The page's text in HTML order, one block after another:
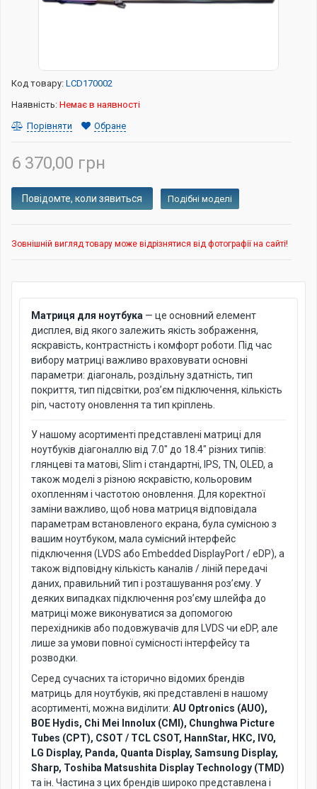
Код товару: LCD170002
Наявність: Немає в наявності
Порівняти
Обране
6 370,00 грн
Подібні моделі
Зовнішній вигляд товару може відрізнятися від фотографії на сайті!
Матриця для ноутбука — це основний елемент
дисплея, від якого залежить якість зображення,
яскравість, контрастність і комфорт роботи. Під час
вибору матриці важливо враховувати основні
параметри: діагональ, роздільну здатність, тип
покриття, тип підсвітки, роз’єм підключення, кількість
pin, частоту оновлення та тип кріплень.
У нашому асортименті представлені матриці для
ноутбуків діагоналлю від 7.0" до 18.4" різних типів:
глянцеві та матові, Slim і стандартні, IPS, TN, OLED, а
також моделі з різною яскравістю, кольоровим
охопленням і частотою оновлення. Для коректної
заміни важливо, щоб нова матриця відповідала
параметрам встановленого екрана, була сумісною з
вашим ноутбуком, мала сумісний інтерфейс
підключення (LVDS або Embedded DisplayPort / eDP), а
також відповідну кількість каналів / ліній передачі
даних, правильний тип і розташування роз’єму. У
деяких випадках підключення роз’єму шлейфа до
матриці може виконуватися за допомогою
перехідників або подовжувачів для LVDS чи eDP, але
лише за умови повної сумісності інтерфейсу та
розводки.
Серед сучасних та історично відомих брендів
матриць для ноутбуків, які представлені в нашому
асортименті, можна виділити: AU Optronics (AUO),
BOE Hydis, Chi Mei Innolux (CMI), Chunghwa Picture
Tubes (CPT), CSOT / TCL CSOT, HannStar, HKC, IVO,
LG Display, Panda, Quanta Display, Samsung Display,
Sharp, Toshiba Matsushita Display Technology (TMD)
та ін. Частина з цих брендів широко представлена і